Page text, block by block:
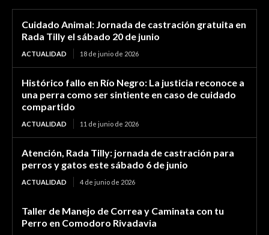
Cuidado Animal: Jornada de castración gratuita en
Rada Tilly el sábado 20 de junio
ACTUALIDAD 18 de junio de 2026
Histórico fallo en Río Negro: La justicia reconoce a
una perra como ser sintiente en caso de cuidado
compartido
ACTUALIDAD 11 de junio de 2026
Atención, Rada Tilly: jornada de castración para
perros y gatos este sábado 6 de junio
ACTUALIDAD 4 de junio de 2026
Taller de Manejo de Correa y Caminata con tu
Perro en Comodoro Rivadavia